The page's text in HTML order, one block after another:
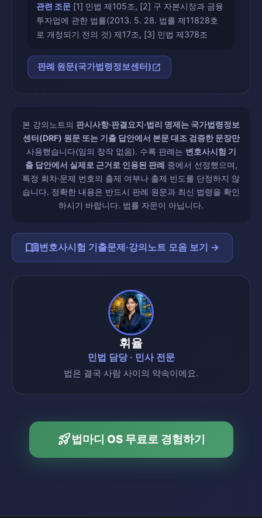
관련 조문 [1] 민법 제105조, [2] 구 자본시장과 금융
투자업에 관한 법률(2013. 5. 28. 법률 제11828호
로 개정되기 전의 것) 제17조, [3] 민법 제378조
판례 원문(국가법령정보센터)open_in_new
본 강의노트의 판시사항·판결요지·법리 명제는 국가법령정보
센터(DRF) 원문 또는 기출 답안에서 본문 대조 검증한 문장만
사용했습니다(임의 창작 없음). 수록 판례는 변호사시험 기
출 답안에서 실제로 근거로 인용된 판례 중에서 선정했으며,
특정 회차·문제 번호의 출제 여부나 출제 빈도를 단정하지 않
습니다. 정확한 내용은 반드시 판례 원문과 최신 법령을 확인
하시기 바랍니다. 법률 자문이 아닙니다.
menu_book변호사시험 기출문제·강의노트 모음 보기 →
휘율
민법 담당 · 민사 전문
법은 결국 사람 사이의 약속이에요.
rocket_launch법마디 OS 무료로 경험하기